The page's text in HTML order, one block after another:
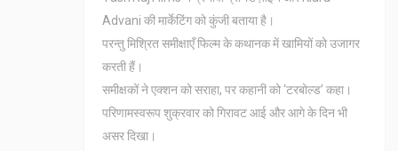
Advani की मार्केटिंग को कुंजी बताया है।
परन्तु मिश्रित समीक्षाएँ फिल्म के कथानक में खामियों को उजागर
करती हैं।
समीक्षकों ने एक्शन को सराहा, पर कहानी को ‘टरबोल्ड’ कहा।
परिणामस्वरूप शुक्रवार को गिरावट आई और आगे के दिन भी
असर दिखा।